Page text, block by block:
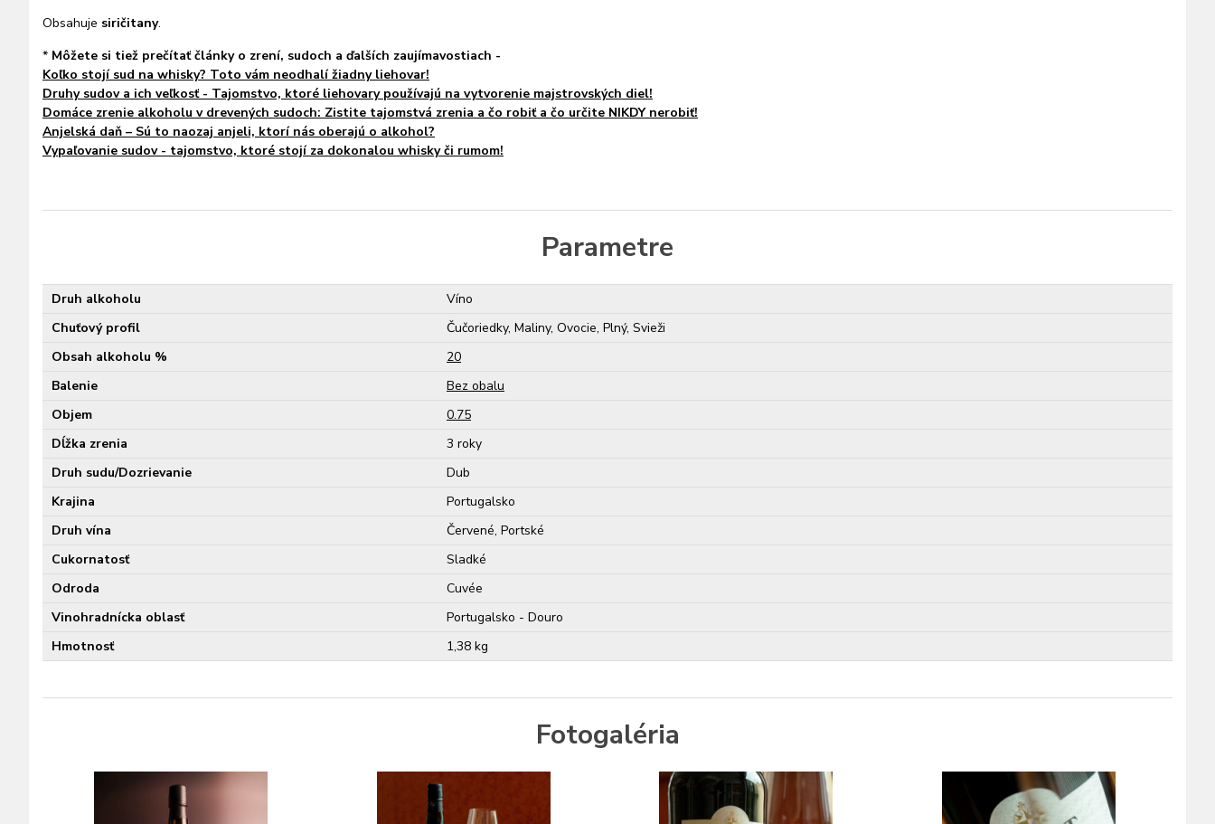
Obsahuje siričitany.
* Môžete si tiež prečítať články o zrení, sudoch a ďalších zaujímavostiach -
Koľko stojí sud na whisky? Toto vám neodhalí žiadny liehovar!
Druhy sudov a ich veľkosť - Tajomstvo, ktoré liehovary používajú na vytvorenie majstrovských diel!
Domáce zrenie alkoholu v drevených sudoch: Zistite tajomstvá zrenia a čo robiť a čo určite NIKDY nerobiť!
Anjelská daň – Sú to naozaj anjeli, ktorí nás oberajú o alkohol?
Vypaľovanie sudov - tajomstvo, ktoré stojí za dokonalou whisky či rumom!
Parametre
Druh alkoholu
Víno
Chuťový profil
Čučoriedky, Maliny, Ovocie, Plný, Svieži
Obsah alkoholu %
20
Balenie
Bez obalu
Objem
0.75
Dĺžka zrenia
3 roky
Druh sudu/Dozrievanie
Dub
Krajina
Portugalsko
Druh vína
Červené, Portské
Cukornatosť
Sladké
Odroda
Cuvée
Vinohradnícka oblasť
Portugalsko - Douro
Hmotnosť
1,38 kg
Fotogaléria